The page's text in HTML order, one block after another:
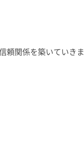
頼関係を築いていきま